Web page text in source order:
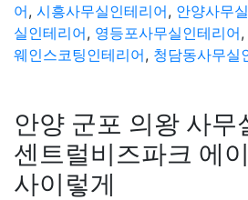
어, 시흥사무실인테리어, 안양사무
실인테리어, 영등포사무실인테리어,
웨인스코팅인테리어, 청담동사무실
안양 군포 의왕 사무
센트럴비즈파크 에
사이렇게